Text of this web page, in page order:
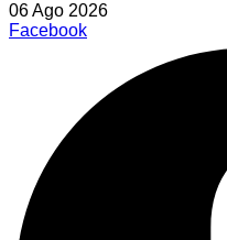
06 Ago 2026
Facebook